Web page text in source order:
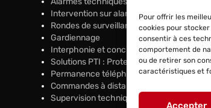
Pour offrir les
cookies pour
consentir à ces
comportement de
ou de retirer son
caractéristiques et
Accepter
Intervention sur alarme
Rondes de surveillance
Gardiennage
Interphonie et conciergerie connectées
Solutions PTI : Protection Travailleur Isolé
Permanence téléphonique
Commandes à distance sécurisées
Supervision technique – My audit